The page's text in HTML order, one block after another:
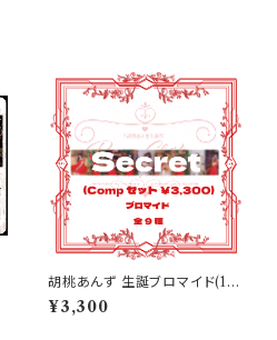
胡桃あんず 生誕ブロマイド(1セ
ットコンプリート9枚販売)
¥3,300